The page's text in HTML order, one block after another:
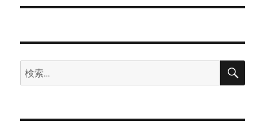
ゲ
ー
ョ
検
索:
検